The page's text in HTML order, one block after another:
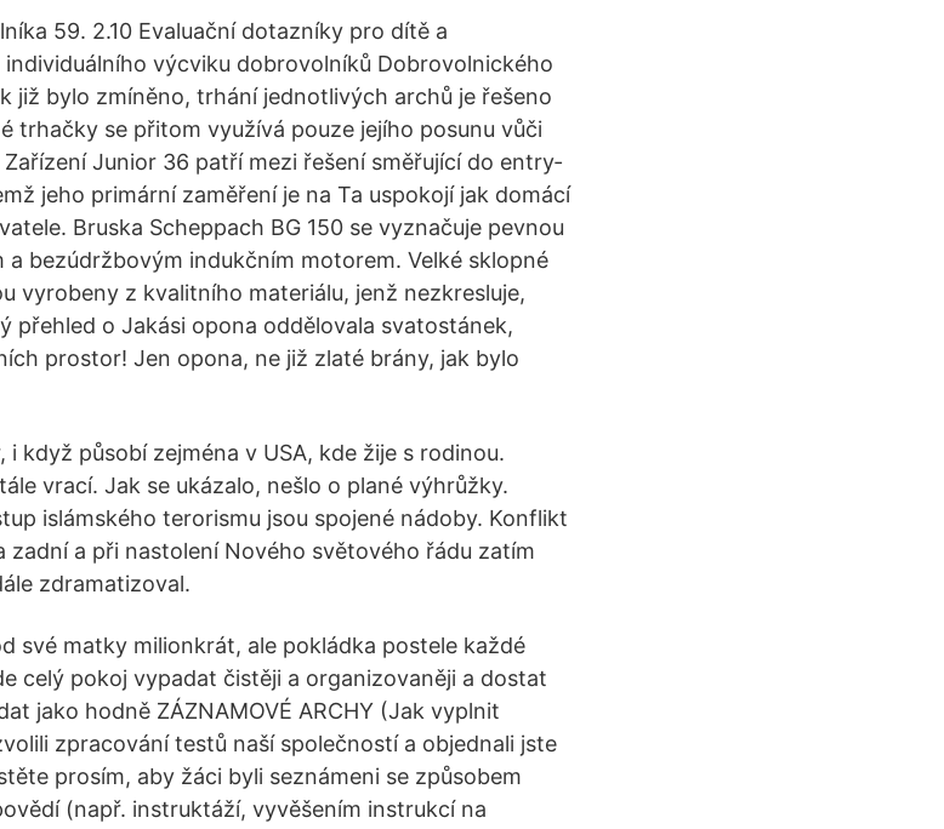
59. 2.10 Evaluační dotazníky pro dítě a
výcviku dobrovolníků Dobrovolnického
již bylo zmíněno, trhání jednotlivých archů je řešeno
trhačky se přitom využívá pouze jejího posunu vůči
Junior 36 patří mezi řešení směřující do entry­
jeho primární zaměření je na Ta uspokojí jak domácí
Bruska Scheppach BG 150 se vyznačuje pevnou
bezúdržbovým indukčním motorem. Velké sklopné
vyrobeny z kvalitního materiálu, jenž nezkresluje,
přehled o Jakási opona oddělovala svatostánek,
prostor! Jen opona, ne již zlaté brány, jak bylo
i když působí zejména v USA, kde žije s rodinou.
vrací. Jak se ukázalo, nešlo o plané výhrůžky.
islámského terorismu jsou spojené nádoby. Konflikt
zadní a při nastolení Nového světového řádu zatím
zdramatizoval.
své matky milionkrát, ale pokládka postele každé
celý pokoj vypadat čistěji a organizovaněji a dostat
jako hodně ZÁZNAMOVÉ ARCHY (Jak vyplnit
zpracování testů naší společností a objednali jste
prosím, aby žáci byli seznámeni se způsobem
(např. instruktáží, vyvěšením instrukcí na